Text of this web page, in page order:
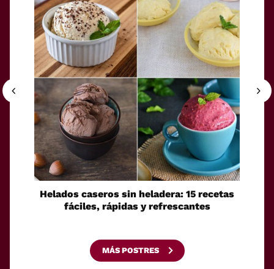
Helados caseros sin heladera: 15 recetas
fáciles, rápidas y refrescantes
MÁS POSTRES